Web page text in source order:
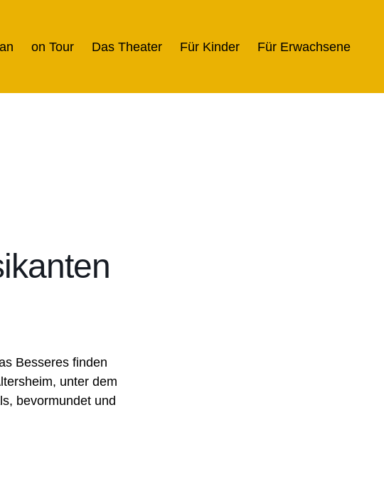
on Tour Das Theater Für Kinder Für Erwachsene
Besseres finden
unter dem
bevormundet und